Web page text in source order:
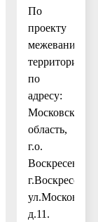
По
проекту
межевания
территории
по
адресу:
Московская
область,
г.о.
Воскресенск,
г.Воскресенск,
ул.Московская,
д.11.